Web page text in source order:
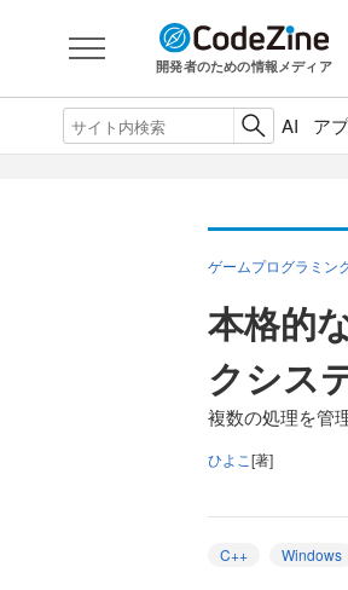
開発者のための情報メディア
AI ア
ゲームプログラミン
本格的
クシス
複数の処理を管
ひよこ[著]
C++ Windows